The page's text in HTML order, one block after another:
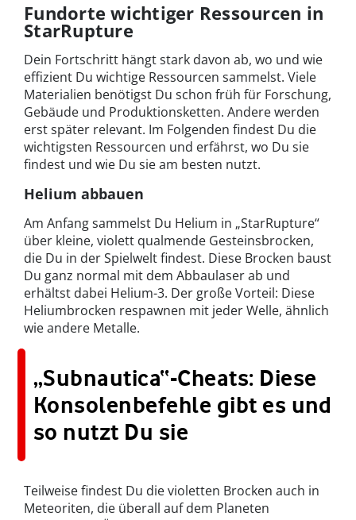
Fundorte wichtiger Ressourcen in
StarRupture
Dein Fortschritt hängt stark davon ab, wo und wie
effizient Du wichtige Ressourcen sammelst. Viele
Materialien benötigst Du schon früh für Forschung,
Gebäude und Produktionsketten. Andere werden
erst später relevant. Im Folgenden findest Du die
wichtigsten Ressourcen und erfährst, wo Du sie
findest und wie Du sie am besten nutzt.
Helium abbauen
Am Anfang sammelst Du Helium in „StarRupture“
über kleine, violett qualmende Gesteinsbrocken,
die Du in der Spielwelt findest. Diese Brocken baust
Du ganz normal mit dem Abbaulaser ab und
erhältst dabei Helium-3. Der große Vorteil: Diese
Heliumbrocken respawnen mit jeder Welle, ähnlich
wie andere Metalle.
„Subnautica“-Cheats: Diese
Konsolenbefehle gibt es und
so nutzt Du sie
Teilweise findest Du die violetten Brocken auch in
Meteoriten, die überall auf dem Planeten